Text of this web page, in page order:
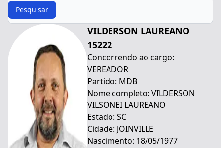
Pesquisar
VILDERSON LAUREANO
15222
Concorrendo ao cargo:
VEREADOR
Partido: MDB
Nome completo: VILDERSON
VILSONEI LAUREANO
Estado: SC
Cidade: JOINVILLE
Nascimento: 18/05/1977